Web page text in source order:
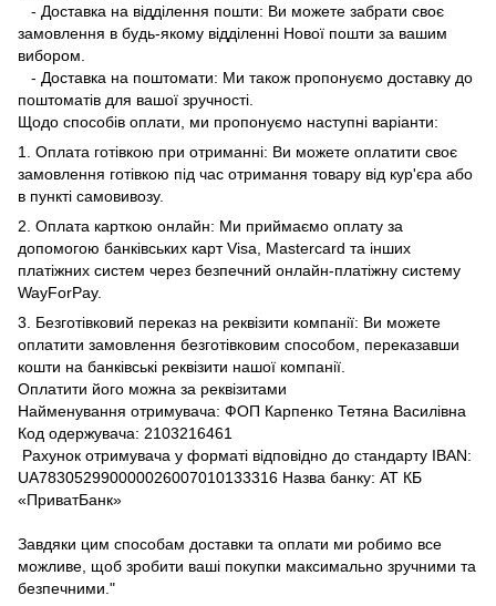
- Доставка на відділення пошти: Ви можете забрати своє
замовлення в будь-якому відділенні Нової пошти за вашим
вибором.
- Доставка на поштомати: Ми також пропонуємо доставку до
поштоматів для вашої зручності.
Щодо способів оплати, ми пропонуємо наступні варіанти:
1. Оплата готівкою при отриманні: Ви можете оплатити своє
замовлення готівкою під час отримання товару від кур'єра або
в пункті самовивозу.
2. Оплата карткою онлайн: Ми приймаємо оплату за
допомогою банківських карт Visa, Mastercard та інших
платіжних систем через безпечний онлайн-платіжну систему
WayForPay.
3. Безготівковий переказ на реквізити компанії: Ви можете
оплатити замовлення безготівковим способом, переказавши
кошти на банківські реквізити нашої компанії.
Оплатити його можна за реквізитами
Найменування отримувача: ФОП Карпенко Тетяна Василівна
Код одержувача: 2103216461
Рахунок отримувача у форматі відповідно до стандарту IBAN:
UA783052990000026007010133316 Назва банку: АТ КБ
«ПриватБанк»
Завдяки цим способам доставки та оплати ми робимо все
можливе, щоб зробити ваші покупки максимально зручними та
безпечними."